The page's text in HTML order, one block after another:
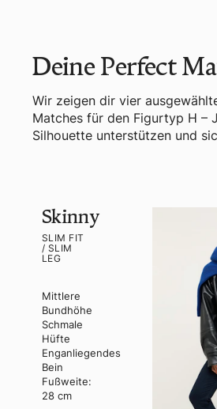
Deine Perfect
Wir zeigen dir vier
Matches für den Figurtyp H –
Silhouette unterstützen und
Skinny
SLIM FIT
/ SLIM
LEG
Mittlere
Bundhöhe
Schmale
Hüfte
Enganliegendes
Bein
Fußweite:
28 cm